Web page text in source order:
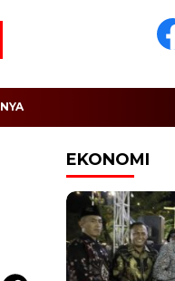
EKONOMI